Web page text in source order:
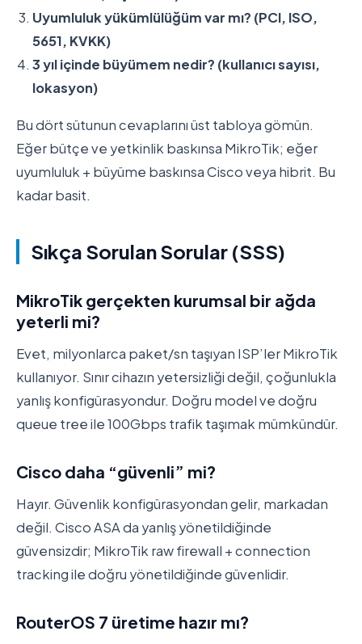
Uyumluluk yükümlülüğüm var mı? (PCI, ISO,
5651, KVKK)
3 yıl içinde büyümem nedir? (kullanıcı sayısı,
lokasyon)
Bu dört sütunun cevaplarını üst tabloya gömün.
Eğer bütçe ve yetkinlik baskınsa MikroTik; eğer
uyumluluk + büyüme baskınsa Cisco veya hibrit. Bu
kadar basit.
Sıkça Sorulan Sorular (SSS)
MikroTik gerçekten kurumsal bir ağda
yeterli mi?
Evet, milyonlarca paket/sn taşıyan ISP’ler MikroTik
kullanıyor. Sınır cihazın yetersizliği değil, çoğunlukla
yanlış konfigürasyondur. Doğru model ve doğru
queue tree ile 100Gbps trafik taşımak mümkündür.
Cisco daha “güvenli” mi?
Hayır. Güvenlik konfigürasyondan gelir, markadan
değil. Cisco ASA da yanlış yönetildiğinde
güvensizdir; MikroTik raw firewall + connection
tracking ile doğru yönetildiğinde güvenlidir.
RouterOS 7 üretime hazır mı?